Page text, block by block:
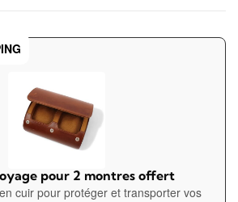
pour 2 montres offert
cuir pour protéger et transporter vos